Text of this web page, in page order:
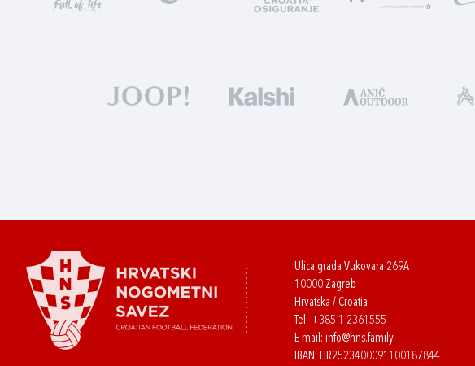
Ulica grada Vukovara 269A
10000 Zagreb
Hrvatska / Croatia
Tel: +385 1 2361555
E-mail: info@hns.family
IBAN: HR2523400091100187844